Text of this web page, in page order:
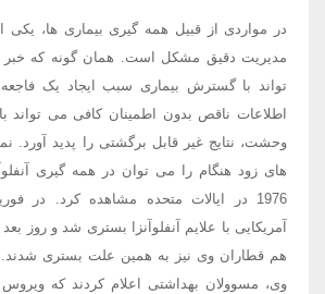
در مواردی از قبیل همه گیری بیماری ها، یکی
مدیریت دقیق مشکل است. همان گونه که خبر
تواند با گسترش بیماری سبب ایجاد یک
اطلاعات ناقص بدون اطمینان کافی می تواند
وحشت، نتایج غیر قابل برگشتی را پدید آورد.
های زود هنگام را می توان در همه گیری
آمریکایی با علایم آنفلوآنزا بستری شد و روز
هم قطاران وی نیز به همین علت بستری شدند.
وی، مسوولان بهداشتی اعلام کردند که ویروس